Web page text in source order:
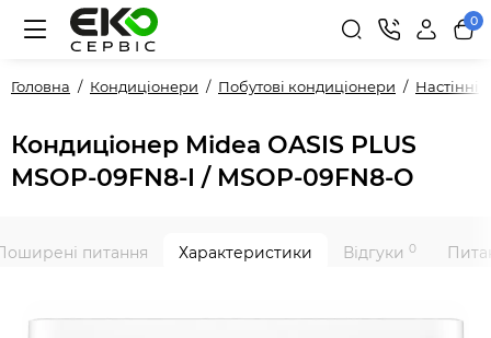
0
Головна Кондиціонери Побутові кондиціонери Настінні
Кондиціонер Midea OASIS PLUS
MSOP-09FN8-I / MSOP-09FN8-O
питання Характеристики Відгуки 0